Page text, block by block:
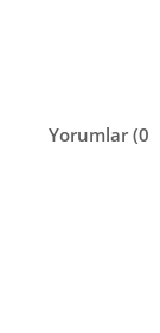
Yorumlar (0)